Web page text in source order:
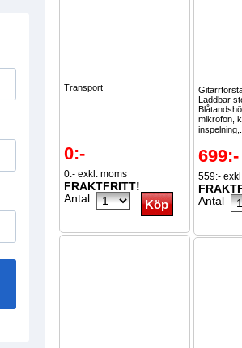
Transport
0:-
0:- exkl. moms
FRAKTFRITT!
Antal
Laddbar
mikrofon,
699:-
559:-
Antal